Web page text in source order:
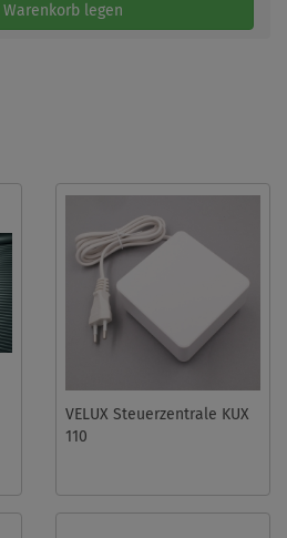
legen
VELUX Steuerzentrale KUX
110